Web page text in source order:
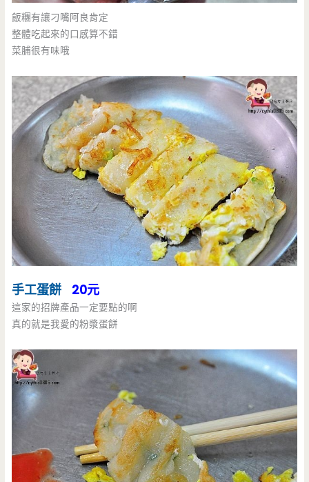
飯糰有讓刁嘴阿良肯定
整體吃起來的口感算不錯
菜脯很有味哦
手工蛋餅 20元
這家的招牌產品一定要點的啊
真的就是我愛的粉漿蛋餅